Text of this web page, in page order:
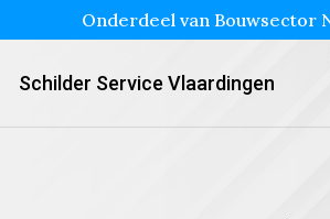
Onderdeel van Bouwsector
Schilder Service Vlaardingen